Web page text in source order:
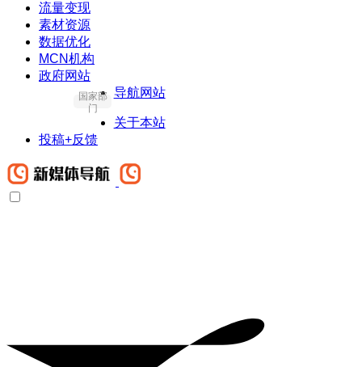
流量变现
素材资源
数据优化
MCN机构
政府网站
国家部
门
导航网站
关于本站
投稿+反馈